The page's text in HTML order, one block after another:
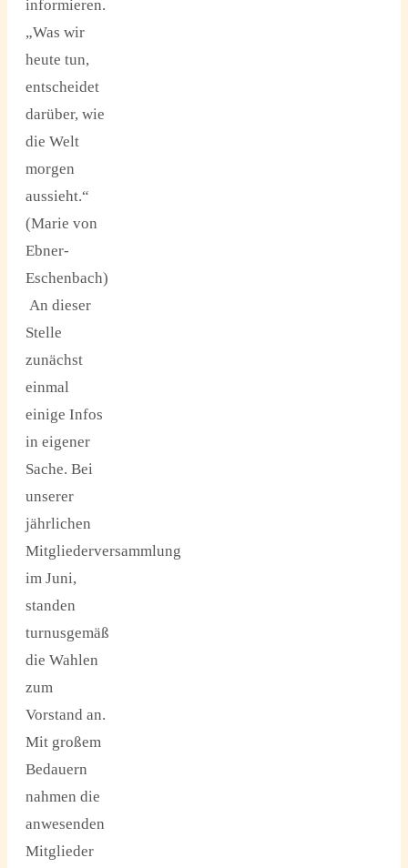
informieren.
„Was wir
heute tun,
entscheidet
darüber, wie
die Welt
morgen
aussieht.“
(Marie von
Ebner-
Eschenbach)
An dieser
Stelle
zunächst
einmal
einige Infos
in eigener
Sache. Bei
unserer
jährlichen
Mitgliederversammlung
im Juni,
standen
turnusgemäß
die Wahlen
zum
Vorstand an.
Mit großem
Bedauern
nahmen die
anwesenden
Mitglieder